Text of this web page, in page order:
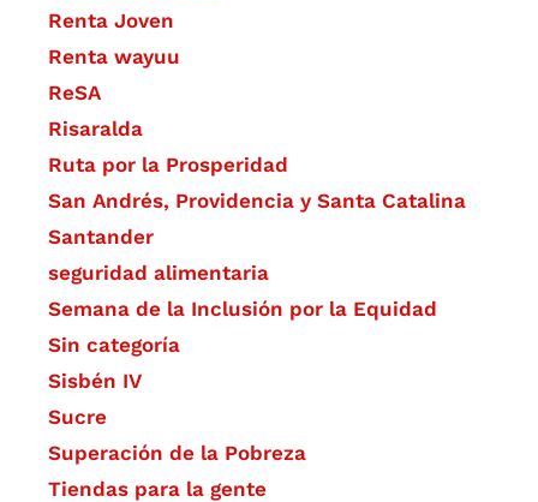
Renta Joven
Renta wayuu
ReSA
Risaralda
Ruta por la Prosperidad
San Andrés, Providencia y Santa Catalina
Santander
seguridad alimentaria
Semana de la Inclusión por la Equidad
Sin categoría
Sisbén IV
Sucre
Superación de la Pobreza
Tiendas para la gente